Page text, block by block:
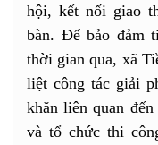
hội, kết nối giao
bàn. Để bảo đảm
thời gian qua, xã
liệt công tác giải
khăn liên quan
và tổ chức thi